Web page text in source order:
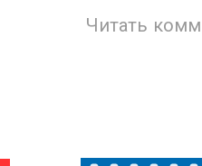
Читать